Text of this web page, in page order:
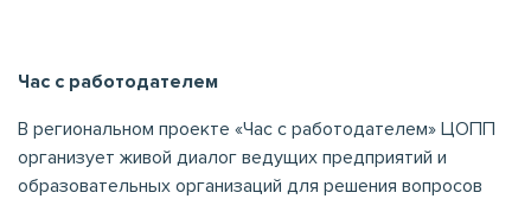
Час с работодателем
В региональном проекте «Час с работодателем» ЦОПП
организует живой диалог ведущих предприятий и
образовательных организаций для решения вопросов